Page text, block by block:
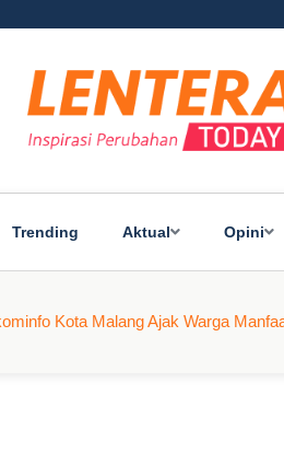
Trending Aktual Opini
Kota Malang Ajak Warga